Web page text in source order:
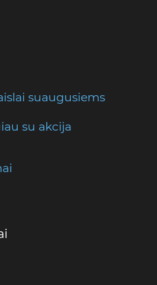
suaugusiems
su akcija